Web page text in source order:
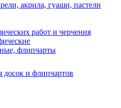
акрила, гуаши, пастели
работ и черчения
флипчарты
досок и флипчартов